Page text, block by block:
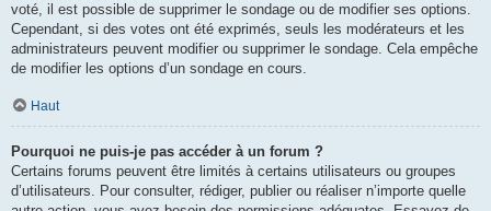
voté, il est possible de supprimer le sondage ou de modifier ses options.
Cependant, si des votes ont été exprimés, seuls les modérateurs et les
administrateurs peuvent modifier ou supprimer le sondage. Cela empêche
de modifier les options d’un sondage en cours.
Haut
Pourquoi ne puis-je pas accéder à un forum ?
Certains forums peuvent être limités à certains utilisateurs ou groupes
d’utilisateurs. Pour consulter, rédiger, publier ou réaliser n’importe quelle